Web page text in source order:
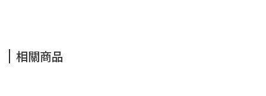
相關商品